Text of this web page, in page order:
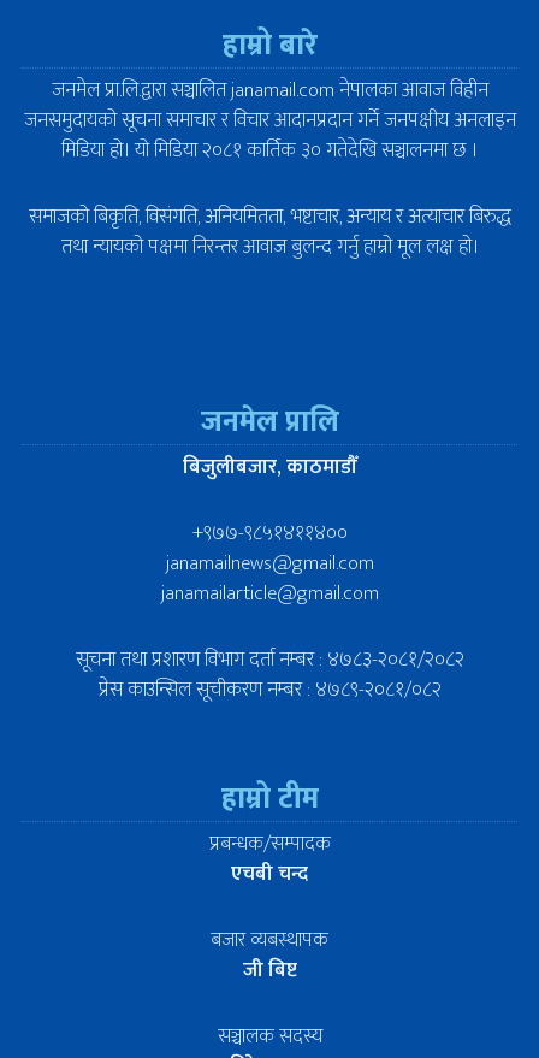
हाम्रो बारे
जनमेल प्रा.लि.द्वारा सञ्चालित janamail.com नेपालका आवाज विहीन
जनसमुदायको सूचना समाचार र विचार आदानप्रदान गर्ने जनपक्षीय अनलाइन
मिडिया हो। यो मिडिया २०८१ कार्तिक ३० गतेदेखि सञ्चालनमा छ ।
समाजको बिकृति, विसंगति, अनियमितता, भष्टाचार, अन्याय र अत्याचार बिरुद्ध
तथा न्यायको पक्षमा निरन्तर आवाज बुलन्द गर्नु हाम्रो मूल लक्ष हो।
जनमेल प्रालि
बिजुलीबजार, काठमाडौँ
+९७७-९८५१४११४००
janamailnews@gmail.com
janamailarticle@gmail.com
सूचना तथा प्रशारण विभाग दर्ता नम्बर : ४७८३-२०८१/२०८२
प्रेस काउन्सिल सूचीकरण नम्बर : ४७८९-२०८१/०८२
हाम्रो टीम
प्रबन्धक/सम्पादक
एचबी चन्द
बजार व्यबस्थापक
जी बिष्ट
सञ्चालक सदस्य